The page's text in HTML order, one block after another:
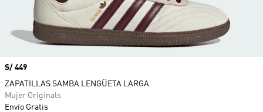
Precio
S/ 449
ZAPATILLAS SAMBA LENGÜETA LARGA
Mujer Originals
Envío Gratis